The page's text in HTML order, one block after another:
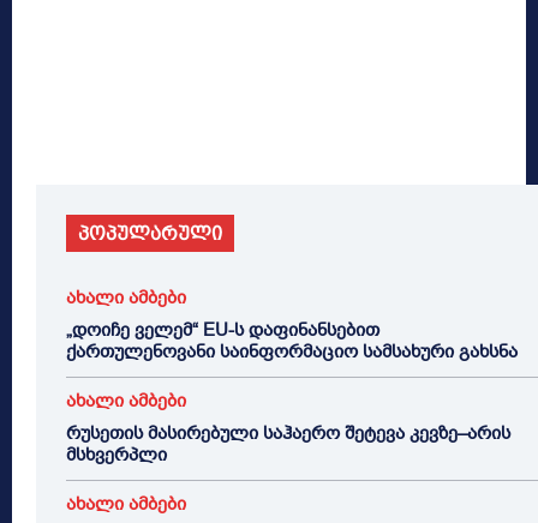
პოპულარული
ახალი ამბები
„დოიჩე ველემ“ EU-ს დაფინანსებით
ქართულენოვანი საინფორმაციო სამსახური გახსნა
ახალი ამბები
რუსეთის მასირებული საჰაერო შეტევა კევზე–არის
მსხვერპლი
ახალი ამბები